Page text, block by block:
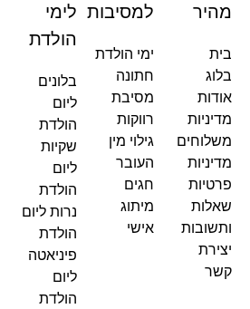
מהיר
בית
בלוג
אודות
מדיניות
משלוחים
מדיניות
פרטיות
שאלות
ותשובות
יצירת
קשר
למסיבות
ימי הולדת
חתונה
מסיבת
רווקות
גילוי מין
העובר
חגים
מיתוג
אישי
לימי
הולדת
בלונים
ליום
הולדת
שקיות
ליום
הולדת
נרות ליום
הולדת
פיניאטה
ליום
הולדת